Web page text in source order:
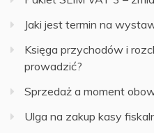
Jaki jest termin na
Księga przychodów i
prowadzić?
Sprzedaż a moment
Ulga na zakup kasy